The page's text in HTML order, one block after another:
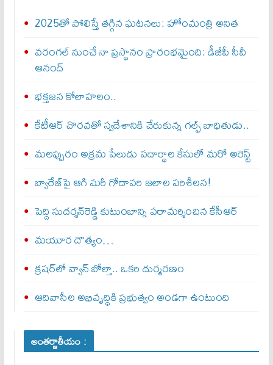
2025తో పోలిస్తే తగ్గిన ఘటనలు: హోంమంత్రి అనిత
వరంగల్‌ నుంచే నా ప్రస్థానం ప్రారంభమైంది: డీజీపీ సీవీ
ఆనంద్‌
భక్తజన కోలాహలం..
కేటీఆర్‌ చొరవతో స్వదేశానికి చేరుకున్న గల్ఫ్‌ బాధితుడు..
మలప్పురం అక్రమ పేలుడు పదార్థాల కేసులో మరో అరెస్ట్‌
బ్యారేజ్‌పై ఆగి మరీ గోదావరి జలాల పరిశీలన!
పెద్ది సుదర్శన్‌రెడ్డి కుటుంబాన్ని పరామర్శించిన కేసీఆర్‌
మయూర దౌత్యం…
క్రషర్‌లో వ్యాన్ బోల్తా.. ఒకరి దుర్మరణం
ఆదివాసీల అభివృద్ధికి ప్రభుత్వం అండగా ఉంటుంది
అంతర్జాతీయం :